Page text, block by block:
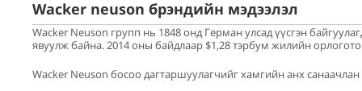
Wacker neuson брэндийн мэдээлэл
Wacker Neuson групп нь 1848 онд Герман улсад үүсгэн
явуулж байна. 2014 оны байдлаар $1,28 тэрбум жилийн
Wacker Neuson босоо дагтаршуулагчийг хамгийн анх санаачлан